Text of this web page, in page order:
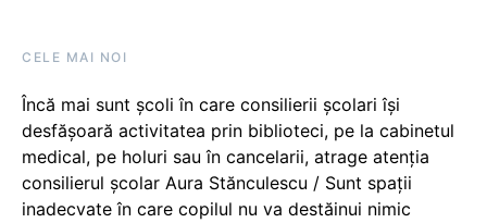
CELE MAI NOI
Încă mai sunt școli în care consilierii școlari își
desfășoară activitatea prin biblioteci, pe la cabinetul
medical, pe holuri sau în cancelarii, atrage atenția
consilierul școlar Aura Stănculescu / Sunt spații
inadecvate în care copilul nu va destăinui nimic